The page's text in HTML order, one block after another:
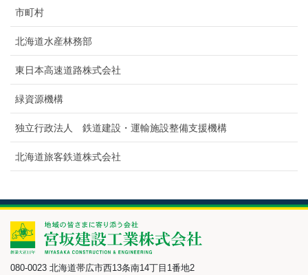
市町村
北海道水産林務部
東日本高速道路株式会社
緑資源機構
独立行政法人 鉄道建設・運輸施設整備支援機構
北海道旅客鉄道株式会社
080-0023 北海道帯広市西13条南14丁目1番地2